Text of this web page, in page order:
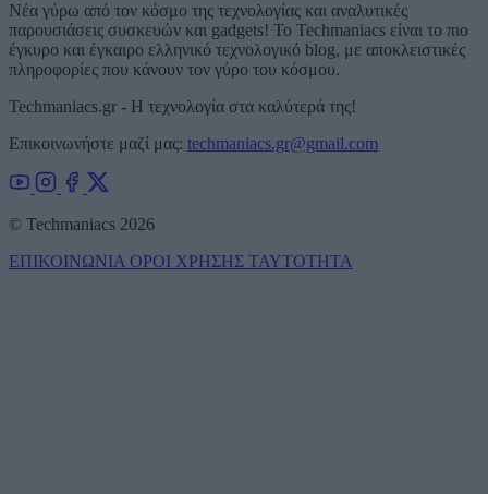
Νέα γύρω από τον κόσμο της τεχνολογίας και αναλυτικές
παρουσιάσεις συσκευών και gadgets! Το Techmaniacs είναι το πιο
έγκυρο και έγκαιρο ελληνικό τεχνολογικό blog, με αποκλειστικές
πληροφορίες που κάνουν τον γύρο του κόσμου.
Techmaniacs.gr - Η τεχνολογία στα καλύτερά της!
Επικοινωνήστε μαζί μας: techmaniacs.gr@gmail.com
© Techmaniacs 2026
ΕΠΙΚΟΙΝΩΝΙΑ ΟΡΟΙ ΧΡΗΣΗΣ ΤΑΥΤΟΤΗΤΑ